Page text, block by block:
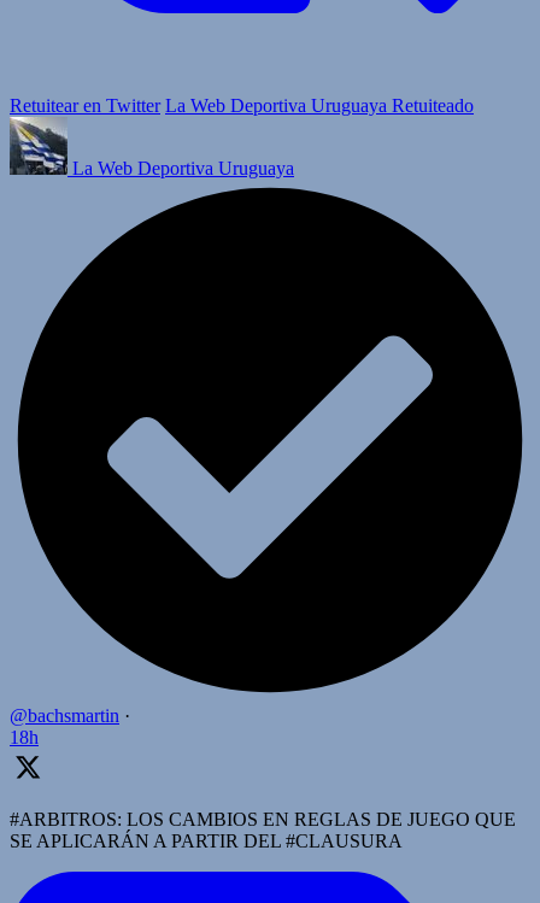
Retuitear en Twitter La Web Deportiva Uruguaya Retuiteado
La Web Deportiva Uruguaya
@bachsmartin ·
18h
#ARBITROS: LOS CAMBIOS EN REGLAS DE JUEGO QUE
SE APLICARÁN A PARTIR DEL #CLAUSURA